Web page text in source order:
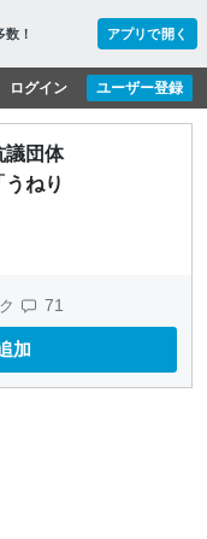
！ アプリで開く
ユーザー登録
ログイン
議団体
ねり
71
加